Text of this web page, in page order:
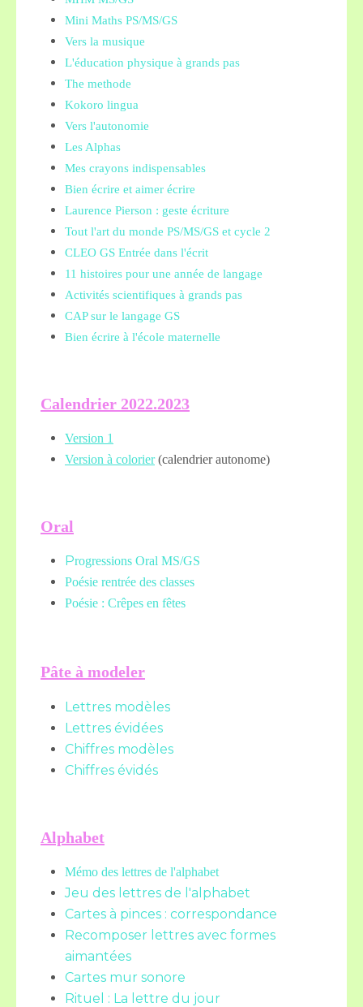
Mini Maths PS/MS/GS
Vers la musique
L'éducation physique à grands pas
The methode
Kokoro lingua
Vers l'autonomie
Les Alphas
Mes crayons indispensables
Bien écrire et aimer écrire
Laurence Pierson : geste écriture
Tout l'art du monde PS/MS/GS et cycle 2
CLEO GS Entrée dans l'écrit
11 histoires pour une année de langage
Activités scientifiques à grands pas
CAP sur le langage GS
Bien écrire à l'école maternelle
Calendrier 2022.2023
Version 1
Version à colorier(calendrier autonome)
Oral
Progressions Oral MS/GS
Poésie rentrée des classes
Poésie : Crêpes en fêtes
Pâte à modeler
Lettres modèles
Lettres évidées
Chiffres modèles
Chiffres évidés
Alphabet
Mémo des lettres de l'alphabet
Jeu des lettres de l'alphabet
Cartes à pinces : correspondance
Recomposer lettres avec formes
aimantées
Cartes mur sonore
Rituel : La lettre du jour